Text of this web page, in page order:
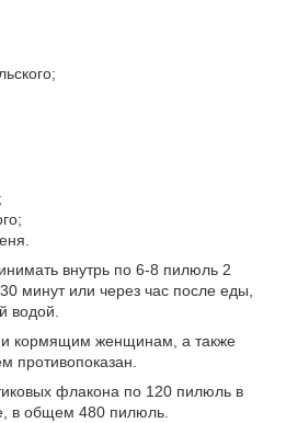
внутрь по 6-8 пилюль 2
минут или через час после еды,
водой.
кормящим женщинам, а также
противопоказан.
флакона по 120 пилюль в
в общем 480 пилюль.